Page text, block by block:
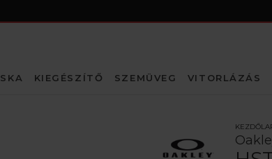
KIEGÉSZÍTŐ SZEMÜVEG VITORLÁZÁS